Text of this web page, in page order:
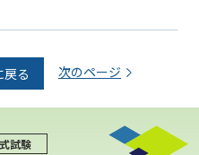
戻る 次のページ
試験